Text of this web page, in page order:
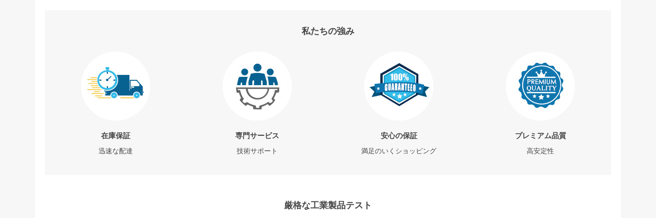
私たちの強み
在庫保証
迅速な配達
専門サービス
技術サポート
安心の保証
満足のいくショッピング
プレミアム品質
高安定性
厳格な工業製品テスト